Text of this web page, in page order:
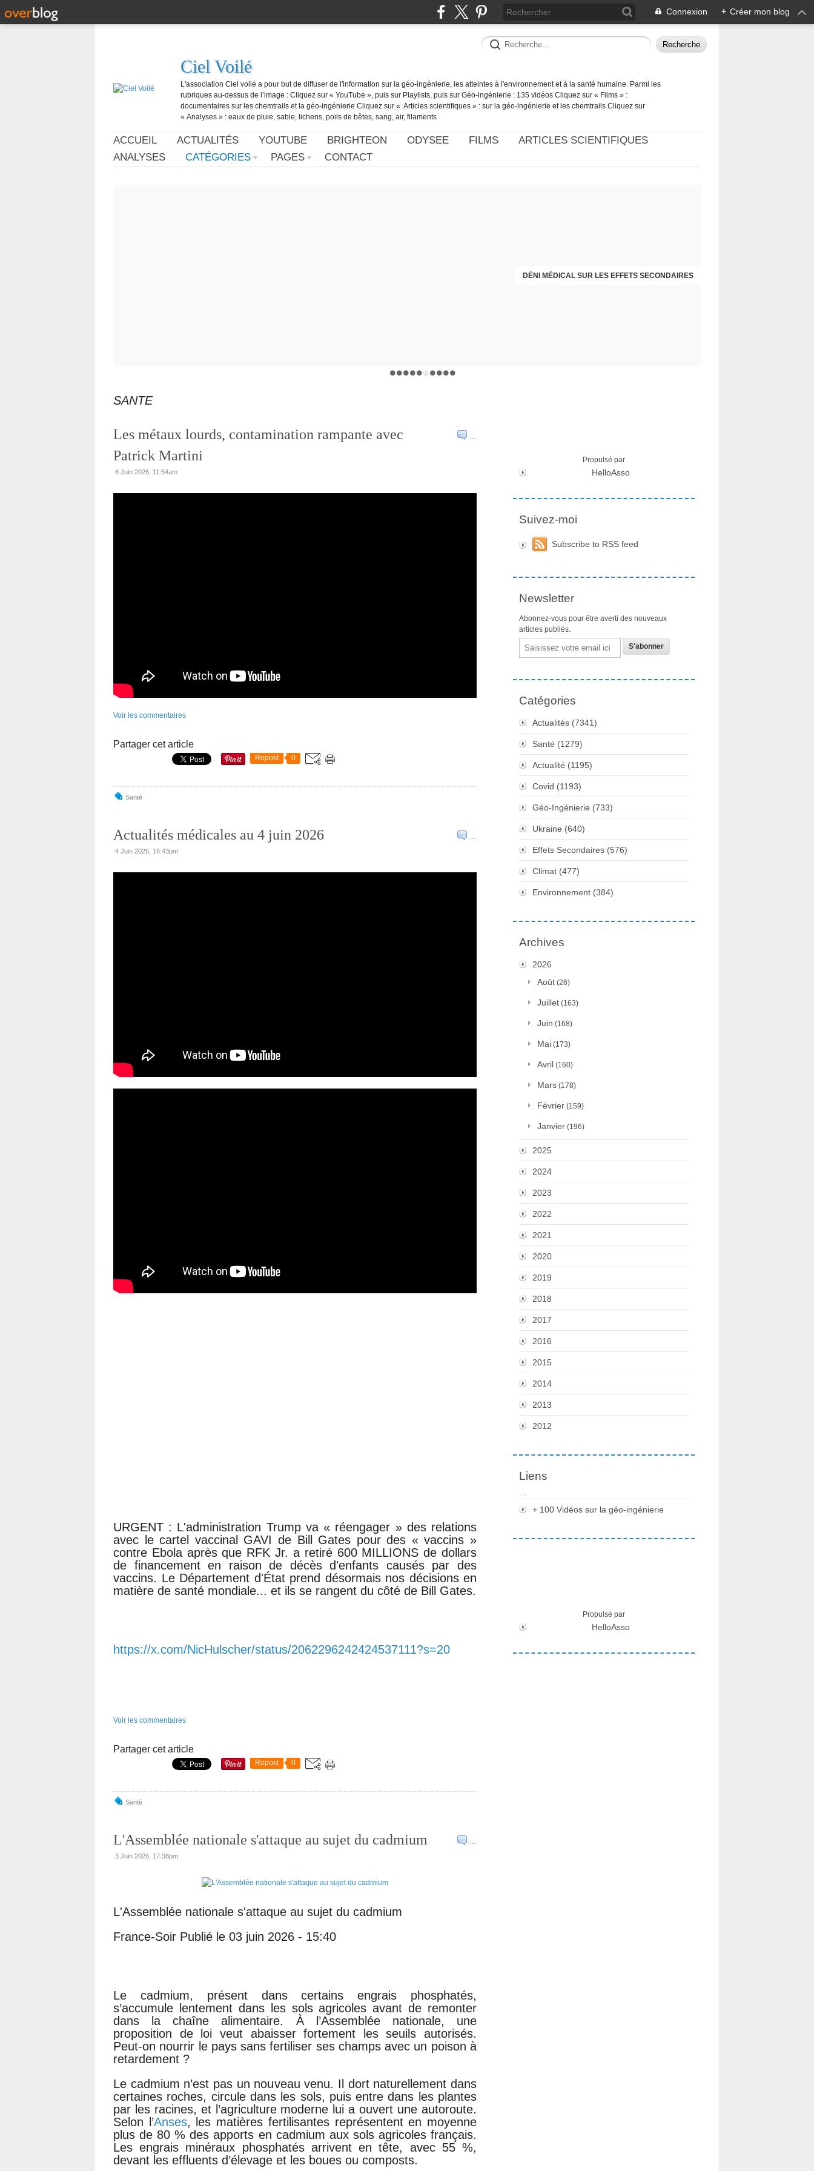
Connexion + Créer mon blog
Ciel Voilé
L'association Ciel voilé a pour but de diffuser de l'information sur la géo-ingénierie, les atteintes à l'environnement et à la santé humaine. Parmi les
rubriques au-dessus de l’image : Cliquez sur « YouTube », puis sur Playlists, puis sur Géo-ingénierie : 135 vidéos Cliquez sur « Films » :
documentaires sur les chemtrails et la géo-ingénierie Cliquez sur « Articles scientifiques » : sur la géo-ingénierie et les chemtrails Cliquez sur
« Analyses » : eaux de pluie, sable, lichens, poils de bêtes, sang, air, filaments
ACCUEIL ACTUALITÉS YOUTUBE BRIGHTEON ODYSEE FILMS
ARTICLES SCIENTIFIQUES
ANALYSES
CATÉGORIES PAGES CONTACT
DÉNI MÉDICAL SUR LES EFFETS SECONDAIRES
SANTE
…
Les métaux lourds, contamination rampante avec
Patrick Martini
6 Juin 2026, 11:54am
Voir les commentaires
Partager cet article
Repost 0
Santé
Actualités médicales au 4 juin 2026
4 Juin 2026, 16:43pm
URGENT : L'administration Trump va « réengager » des relations
avec le cartel vaccinal GAVI de Bill Gates pour des « vaccins »
contre Ebola après que RFK Jr. a retiré 600 MILLIONS de dollars
de financement en raison de décès d'enfants causés par des
vaccins. Le Département d'État prend désormais nos décisions en
matière de santé mondiale... et ils se rangent du côté de Bill Gates.
https://x.com/NicHulscher/status/2062296242424537111?s=20
Voir les commentaires
Partager cet article
Repost 0
Santé
…
L'Assemblée nationale s'attaque au sujet du cadmium
3 Juin 2026, 17:38pm
L'Assemblée nationale s'attaque au sujet du cadmium
France-Soir Publié le 03 juin 2026 - 15:40
Le cadmium, présent dans certains engrais phosphatés,
s’accumule lentement dans les sols agricoles avant de remonter
dans la chaîne alimentaire. À l’Assemblée nationale, une
proposition de loi veut abaisser fortement les seuils autorisés.
Peut-on nourrir le pays sans fertiliser ses champs avec un poison à
retardement ?
Le cadmium n’est pas un nouveau venu. Il dort naturellement dans
certaines roches, circule dans les sols, puis entre dans les plantes
par les racines, et l’agriculture moderne lui a ouvert une autoroute.
Selon l’Anses, les matières fertilisantes représentent en moyenne
plus de 80 % des apports en cadmium aux sols agricoles français.
Les engrais minéraux phosphatés arrivent en tête, avec 55 %,
devant les effluents d’élevage et les boues ou composts.
Propulsé par
HelloAsso
Suivez-moi
Subscribe to RSS feed
Newsletter
Abonnez-vous pour être averti des nouveaux
articles publiés.
Email
Catégories
Actualités (7341)
Santé (1279)
Actualité (1195)
Covid (1193)
Géo-Ingénierie (733)
Ukraine (640)
Effets Secondaires (576)
Climat (477)
Environnement (384)
Archives
2026
Août (26)
Juillet (163)
Juin (168)
Mai (173)
Avril (160)
Mars (178)
Février (159)
Janvier (196)
2025
2024
2023
2022
2021
2020
2019
2018
2017
2016
2015
2014
2013
2012
Liens
+ 100 Vidéos sur la géo-ingénierie
Propulsé par
HelloAsso